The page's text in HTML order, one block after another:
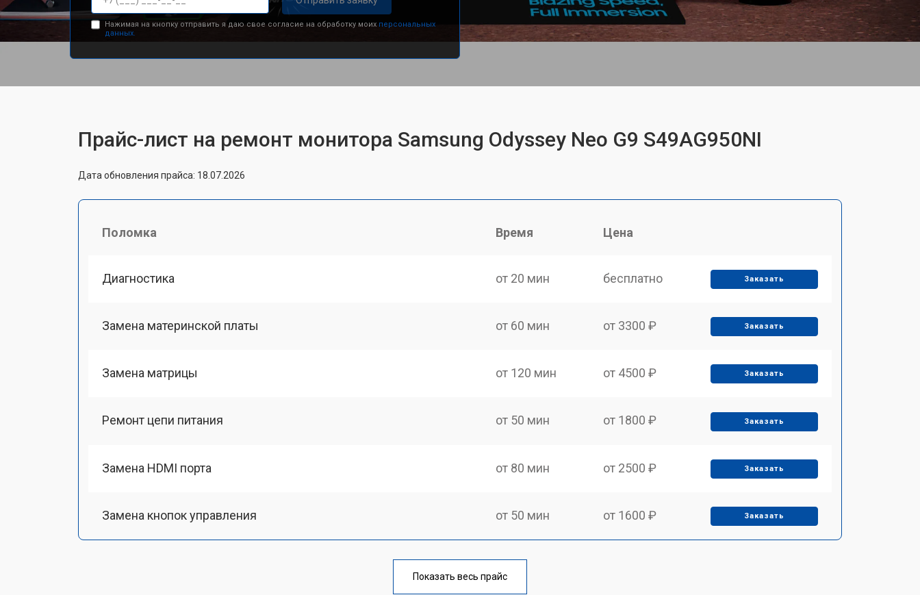
Нажимая на кнопку отправить я даю свое согласие на обработку моих персональных
данных.
Прайс-лист на ремонт монитора Samsung Odyssey Neo G9 S49AG950NI
Дата обновления прайса: 18.07.2026
Поломка Время Цена
Диагностика от 20 мин бесплатно Заказать
Замена материнской платы от 60 мин от 3300 ₽ Заказать
Замена матрицы от 120 мин от 4500 ₽ Заказать
Ремонт цепи питания от 50 мин от 1800 ₽ Заказать
Замена HDMI порта от 80 мин от 2500 ₽ Заказать
Замена кнопок управления от 50 мин от 1600 ₽ Заказать
от 80 мин
Показать весь прайс